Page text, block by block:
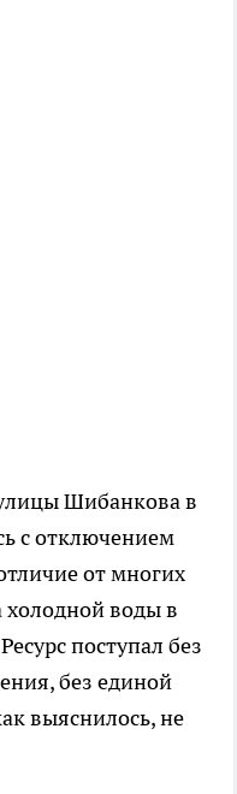
Шибанкова в
с отключением
от многих
холодной воды в
поступал без
без единой
выяснилось, не